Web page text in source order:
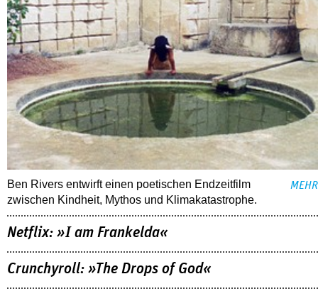
Ben Rivers entwirft einen poetischen Endzeitfilm
zwischen Kindheit, Mythos und Klimakatastrophe.
MEHR
Netflix: »I am Frankelda«
Crunchyroll: »The Drops of God«